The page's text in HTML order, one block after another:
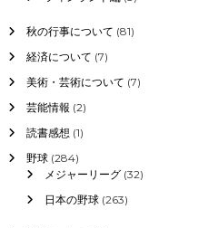
秋の行事について (81)
経済について (7)
美術・芸術について (7)
芸能情報 (2)
読書感想 (1)
野球(284)
メジャーリーグ(32)
日本の野球(263)